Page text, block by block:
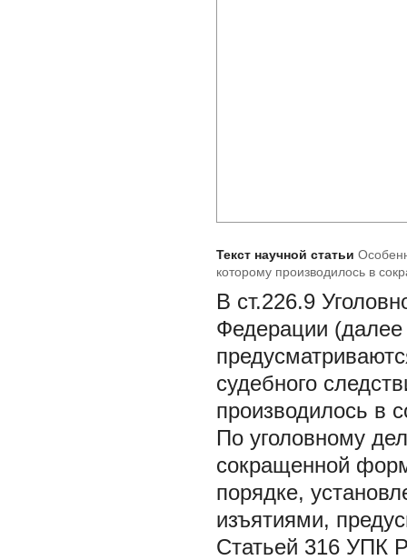
Текст научной статьи
которому производилось в
В ст.226.9
Федерации
судебного
производилось в
По уголовному
сокращенной
порядке,
изъятиями,
Статьей 316 УПК